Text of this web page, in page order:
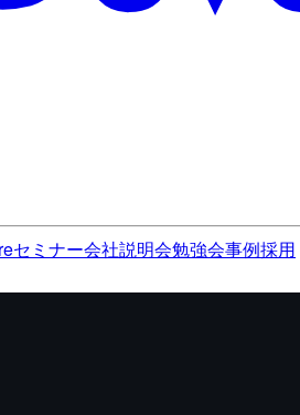
セミナー会社説明会勉強会事例採用